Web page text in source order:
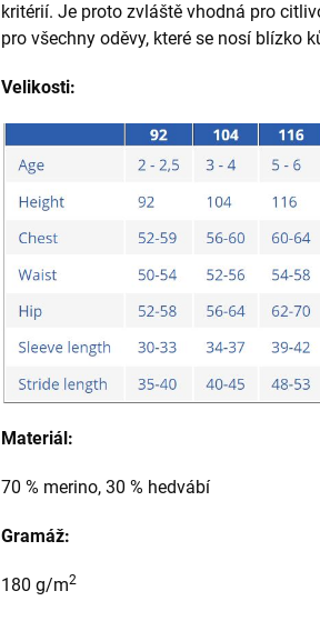
kritérií. Je proto zvláště vhodná pro
pro všechny oděvy, které se nosí blízko
Velikosti:
Materiál:
70 % merino, 30 % hedvábí
Gramáž:
180 g/m2